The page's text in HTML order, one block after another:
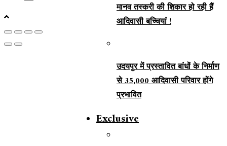
मानव तस्करी की शिकार हो रही हैं
आदिवासी बच्चियां !
उदयपुर में प्रस्तावित बांधों के निर्माण
से 35,000 आदिवासी परिवार होंगे
प्रभावित
Exclusive